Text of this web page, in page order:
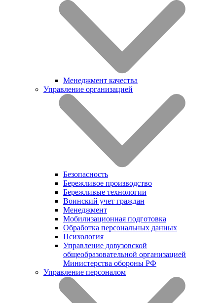
Менеджмент качества
Управление организацией
Безопасность
Бережливое производство
Бережливые технологии
Воинский учет граждан
Менеджмент
Мобилизационная подготовка
Обработка персональных данных
Психология
Управление довузовской
общеобразовательной организацией
Министерства обороны РФ
Управление персоналом